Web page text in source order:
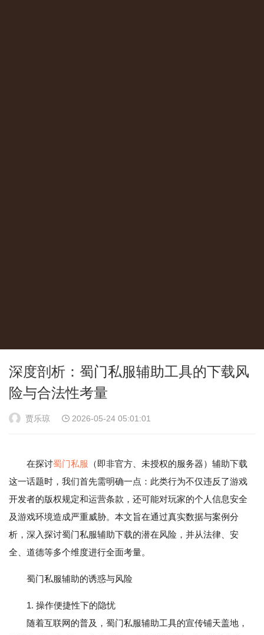
深度剖析：蜀门私服辅助工具的下载风
险与合法性考量
贾乐琼 2026-05-24 05:01:01
在探讨蜀门私服 （即非官方、未授权的服务器）辅助下载
这一话题时，我们首先需明确一点：此类行为不仅违反了游戏
开发者的版权规定和运营条款，还可能对玩家的个人信息安全
及游戏环境造成严重威胁。本文旨在通过真实数据与案例分
析，深入探讨蜀门私服辅助下载的潜在风险，并从法律、安
全、道德等多个维度进行全面考量。
蜀门私服辅助的诱惑与风险
1. 操作便捷性下的隐忧
随着互联网的普及，蜀门私服辅助工具的宣传铺天盖地，